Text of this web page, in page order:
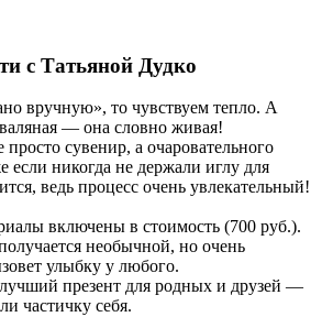
с Татьяной Дудко
вручную», то чувствуем тепло. А
— она словно живая!
просто сувенир, а очаровательного
если никогда не держали иглу для
ведь процесс очень увлекательный!
включены в стоимость (700 руб.).
необычной, но очень
улыбку у любого.
презент для родных и друзей —
частичку себя.